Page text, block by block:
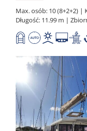
Max. osób: 10 (8+2+2) |
Długość: 11.99 m |